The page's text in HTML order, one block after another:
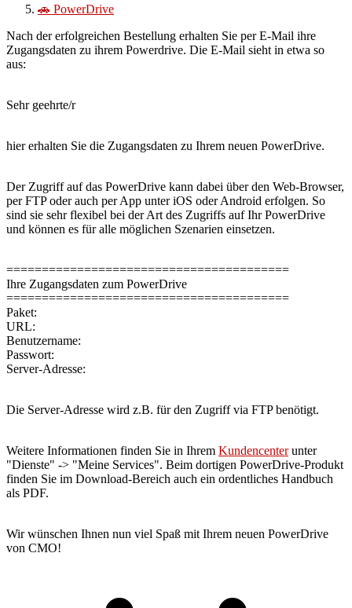
🚗 PowerDrive
Nach der erfolgreichen Bestellung erhalten Sie per E-Mail ihre
Zugangsdaten zu ihrem Powerdrive. Die E-Mail sieht in etwa so
aus:
Sehr geehrte/r
hier erhalten Sie die Zugangsdaten zu Ihrem neuen PowerDrive.
Der Zugriff auf das PowerDrive kann dabei über den Web-Browser,
per FTP oder auch per App unter iOS oder Android erfolgen. So
sind sie sehr flexibel bei der Art des Zugriffs auf Ihr PowerDrive
und können es für alle möglichen Szenarien einsetzen.
========================================
Ihre Zugangsdaten zum PowerDrive
========================================
Paket:
URL:
Benutzername:
Passwort:
Server-Adresse:
Die Server-Adresse wird z.B. für den Zugriff via FTP benötigt.
Weitere Informationen finden Sie in Ihrem Kundencenterunter
"Dienste" -> "Meine Services". Beim dortigen PowerDrive-Produkt
finden Sie im Download-Bereich auch ein ordentliches Handbuch
als PDF.
Wir wünschen Ihnen nun viel Spaß mit Ihrem neuen PowerDrive
von CMO!